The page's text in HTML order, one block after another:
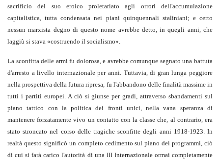
sacrificio del suo eroico proletariato agli orrori dell'accumulazione
capitalistica, tutta condensata nei piani quinquennali staliniani; e certo
nessun marxista degno di questo nome avrebbe detto, in quegli anni, che
laggiù si stava «costruendo il socialismo».
La sconfitta delle armi fu dolorosa, e avrebbe comunque segnato una battuta
d'arresto a livello internazionale per anni. Tuttavia, di gran lunga peggiore
nella prospettiva della futura ripresa, fu l'abbandono delle finalità massime in
tutti i partiti europei. A ciò si giunse per gradi, attraverso sbandamenti sul
piano tattico con la politica dei fronti unici, nella vana speranza di
mantenere forzatamente vivo un contatto con la classe che, al contrario, era
stato stroncato nel corso delle tragiche sconfitte degli anni 1918-1923. In
realtà questo significò un completo cedimento sul piano dei programmi, ciò
di cui si farà carico l'autorità di una III Internazionale ormai completamente